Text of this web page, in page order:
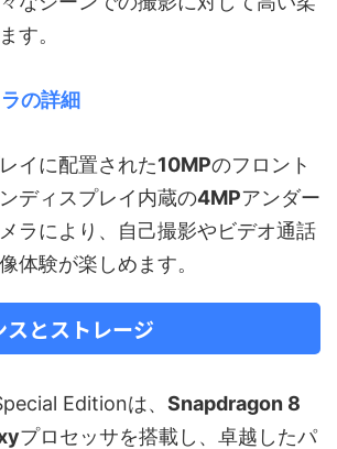
す。
の詳細
イに配置された10MPのフロント
ディスプレイ内蔵の4MPアンダー
ラにより、自己撮影やビデオ通話
体験が楽しめます。
とストレージ
Editionは、 Snapdragon 8
プロセッサを搭載し、卓越したパ